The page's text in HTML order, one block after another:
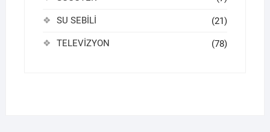
SU SEBİLİ (21)
TELEVİZYON (78)